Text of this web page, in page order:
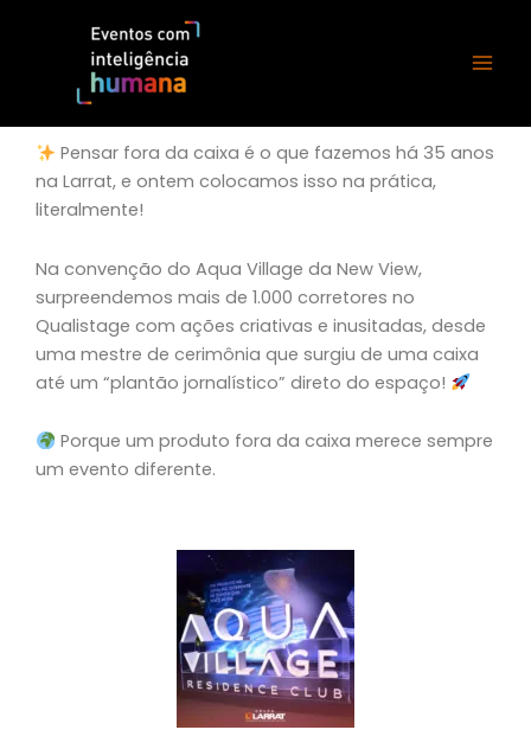
conteúdo
Pensar fora da caixa é o que fazemos há 35 anos
na Larrat, e ontem colocamos isso na prática,
literalmente!
Na convenção do Aqua Village da New View,
surpreendemos mais de 1.000 corretores no
Qualistage com ações criativas e inusitadas, desde
uma mestre de cerimônia que surgiu de uma caixa
até um “plantão jornalístico” direto do espaço!
Porque um produto fora da caixa merece sempre
um evento diferente.